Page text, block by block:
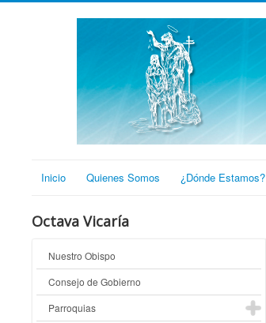
Inicio Quienes Somos ¿Dónde Estamos?
Octava Vicaría
Nuestro Obispo
Consejo de Gobierno
Parroquias